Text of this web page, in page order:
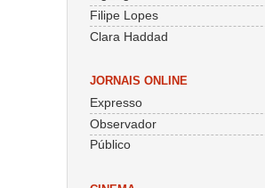
Filipe Lopes
Clara Haddad
JORNAIS ONLINE
Expresso
Observador
Público